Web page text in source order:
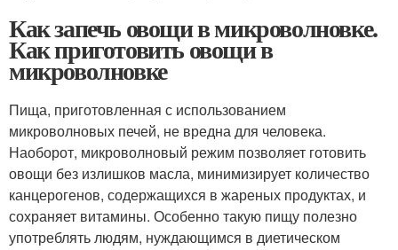
Как запечь овощи в микроволновке.
Как приготовить овощи в
микроволновке
Пища, приготовленная с использованием
микроволновых печей, не вредна для человека.
Наоборот, микроволновый режим позволяет готовить
овощи без излишков масла, минимизирует количество
канцерогенов, содержащихся в жареных продуктах, и
сохраняет витамины. Особенно такую пищу полезно
употреблять людям, нуждающимся в диетическом